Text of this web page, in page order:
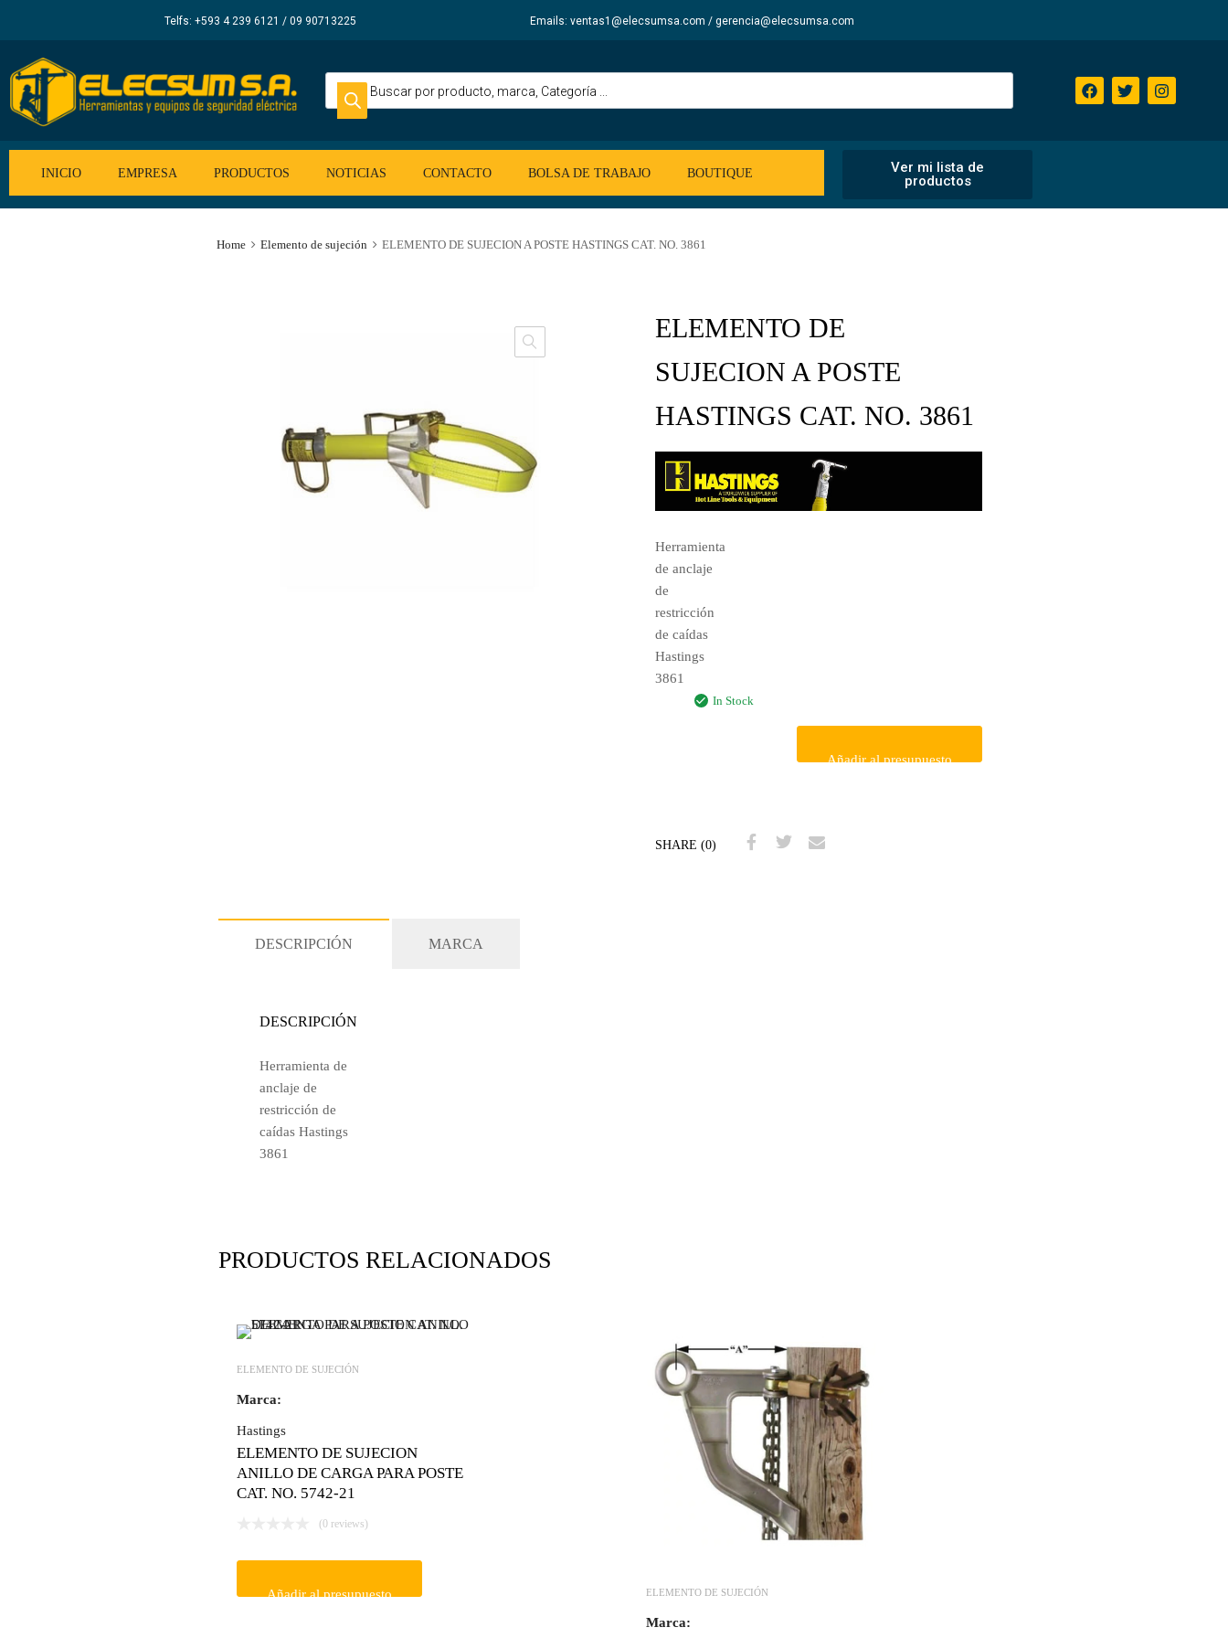
Telfs: +593 4 239 6121 / 09 90713225 Emails: ventas1@elecsumsa.com / gerencia@elecsumsa.com
INICIO EMPRESA PRODUCTOS NOTICIAS CONTACTO BOLSA DE TRABAJO BOUTIQUE
Ver mi lista de
productos
Home Elemento de sujeción ELEMENTO DE SUJECION A POSTE HASTINGS CAT. NO. 3861
ELEMENTO DE
SUJECION A POSTE
HASTINGS CAT. NO. 3861
Herramienta
de anclaje
de
restricción
de caídas
Hastings
3861
In Stock
Añadir al presupuesto
SHARE (0)
DESCRIPCIÓN MARCA
DESCRIPCIÓN
Herramienta de
anclaje de
restricción de
caídas Hastings
3861
PRODUCTOS RELACIONADOS
ELEMENTO DE SUJECIÓN
Marca:
Hastings
ELEMENTO DE SUJECION
ANILLO DE CARGA PARA POSTE
CAT. NO. 5742-21
(0 reviews)
Añadir al presupuesto ELEMENTO DE SUJECIÓN
Marca: